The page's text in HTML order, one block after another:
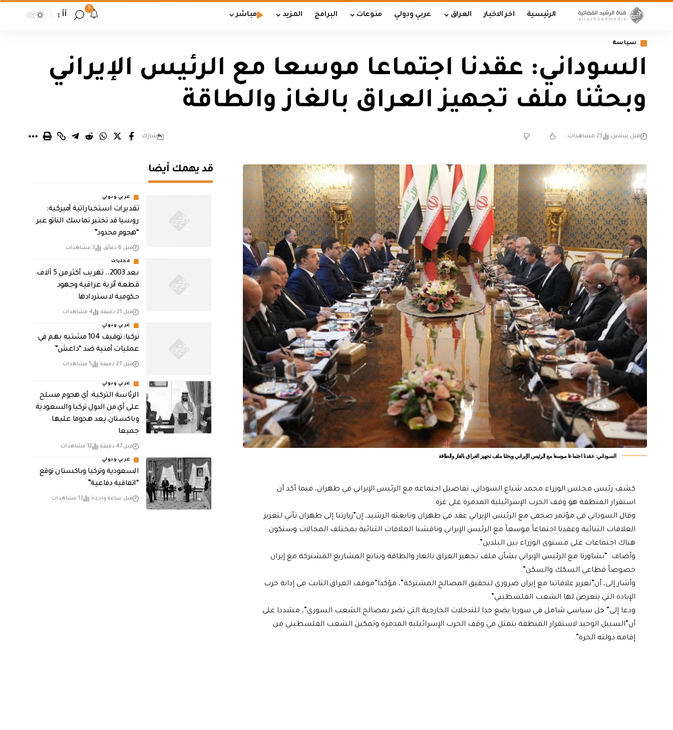
الرئيسية اخر الاخبار العراق عربي ودولي منوعات البرامج المزيد مباشر
9
أأ
سياسة
السوداني: عقدنا اجتماعا موسعا مع الرئيس الإيراني
وبحثنا ملف تجهيز العراق بالغاز والطاقة
قبل سنتين 23 مشاهدات شارك
السوداني: عقدنا اجتماعا موسعا مع الرئيس الإيراني وبحثنا ملف تجهيز العراق بالغاز والطاقة
كشف رئيس مجلس الوزراء محمد شياع السوداني، تفاصيل اجتماعه مع الرئيس الإيراني في طهران، فيما أكد أن
استقرار المنطقة هو وقف الحرب الإسرائيلية المدمرة على غزة.
وقال السوداني في مؤتمر صحفي مع الرئيس الإيراني عقد في طهران وتابعته الرشيد، إن”زيارتنا إلى طهران تأتي لتعزيز
العلاقات الثنائية وعقدنا اجتماعاً موسعاً مع الرئيس الإيراني وناقشنا العلاقات الثنائية بمختلف المجالات وستكون
هناك اجتماعات على مستوى الوزراء بين البلدين”.
وأضاف: “تشاورنا مع الرئيس الإيراني بشأن ملف تجهيز العراق بالغاز والطاقة ونتابع المشاريع المشتركة مع إيران
خصوصاً قطاعي السكك والسكن”.
وأشار إلى، أن”تعزيز علاقاتنا مع إيران ضروري لتحقيق المصالح المشتركة”، مؤكدا”موقف العراق الثابت في إدانة حرب
الإبادة التي يتعرض لها الشعب الفلسطيني”.
ودعا إلى” حل سياسي شامل في سوريا يضع حدا للتدخلات الخارجية التي تضر بمصالح الشعب السوري”، مشددا على
أن”السبيل الوحيد لاستقرار المنطقة يتمثل في وقف الحرب الإسرائيلية المدمرة وتمكين الشعب الفلسطيني من
إقامة دولته الحرة”.
قد يهمك أيضا
عربي ودولي
تقديرات استخباراتية أميركية:
روسيا قد تختبر تماسك الناتو عبر
“هجوم محدود”
قبل 6 دقائق 3 مشاهدات
محليات
بعد 2003.. تهريب أكثر من 5 آلاف
قطعة أثرية عراقية وجهود
حكومية لاستردادها
قبل 21 دقيقة 4 مشاهدات
عربي ودولي
تركيا: توقيف 104 مشتبه بهم في
عمليات أمنية ضد “داعش”
قبل 27 دقيقة 5 مشاهدات
عربي ودولي
الرئاسة التركية: أي هجوم مسلح
على أي من الدول تركيا والسعودية
وباكستان يعد هجوما عليها
جميعا
قبل 47 دقيقة 12 مشاهدات
عربي ودولي
السعودية وتركيا وباكستان توقع
“اتفاقية دفاعية”
قبل ساعة واحدة 13 مشاهدات